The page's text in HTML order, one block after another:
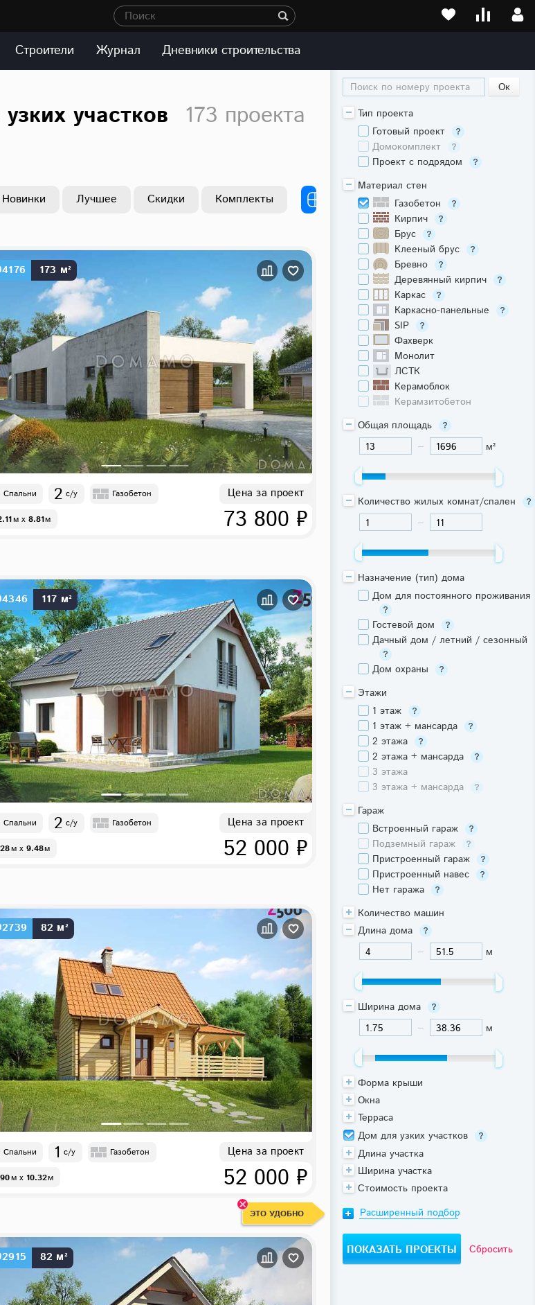
Поиск
Строители Журнал Дневники строительства
участков 173 проекта
Новинки Лучшее Скидки Комплекты
173 м²
Спальни 2 с/у Газобетон
м x 8.81м
Цена за проект
73 800 ₽
117 м²
Спальни 2 с/у Газобетон
м x 9.48м
Цена за проект
52 000 ₽
82 м²
Спальни 1 с/у Газобетон
м x 10.32м
Цена за проект
52 000 ₽
82 м²
Поиск по номеру проекта
Тип проекта
Готовый проект
Домокомплект
Проект с подрядом
Материал стен
Газобетон
Кирпич
Брус
Клееный брус
Бревно
Деревянный кирпич
Каркас
Каркасно-панельные
SIP
Фахверк
Монолит
ЛСТК
Керамоблок
Керамзитобетон
Общая площадь
м²
Количество жилых комнат/спален
Назначение (тип) дома
Дом для постоянного проживания
Гостевой дом
Дачный дом / летний / сезонный
Дом охраны
Этажи
1 этаж
1 этаж + мансарда
2 этажа
2 этажа + мансарда
3 этажа
3 этажа + мансарда
Гараж
Встроенный гараж
Подземный гараж
Пристроенный гараж
Пристроенный навес
Нет гаража
Количество машин
Длина дома
м
Ширина дома
м
Форма крыши
Окна
Терраса
Дом для узких участков
Длина участка
Ширина участка
Стоимость проекта
ЭТО УДОБНО Расширенный подбор
Сбросить